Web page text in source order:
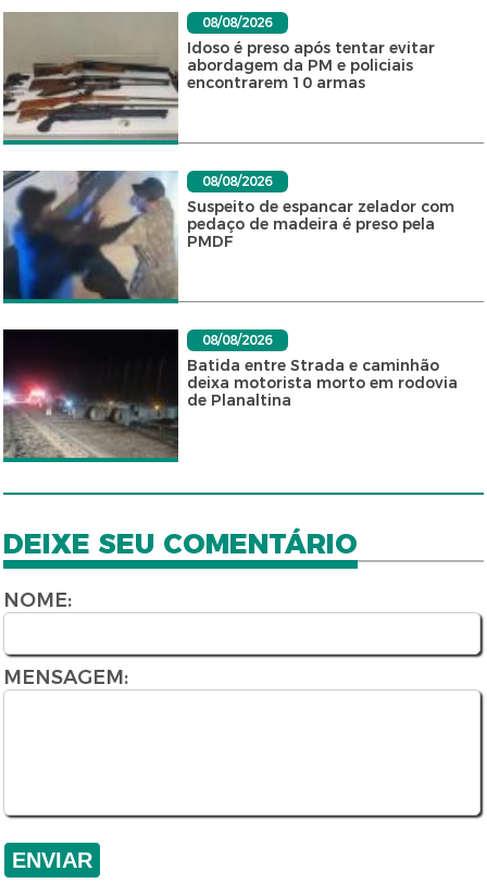
08/08/2026
Idoso é preso após tentar evitar
abordagem da PM e policiais
encontrarem 10 armas
08/08/2026
Suspeito de espancar zelador com
pedaço de madeira é preso pela
PMDF
08/08/2026
Batida entre Strada e caminhão
deixa motorista morto em rodovia
de Planaltina
DEIXE SEU COMENTÁRIO
NOME:
MENSAGEM: